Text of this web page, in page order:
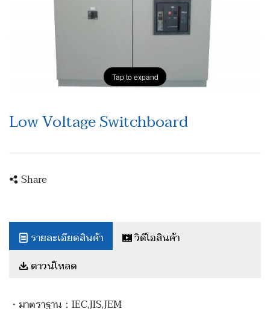
Tap to expand
Low Voltage Switchboard
Share
รายละเอียดสินค้า
วิดีโอสินค้า
ดาวน์โหลด
・มาตราฐาน：IEC,JIS,JEM